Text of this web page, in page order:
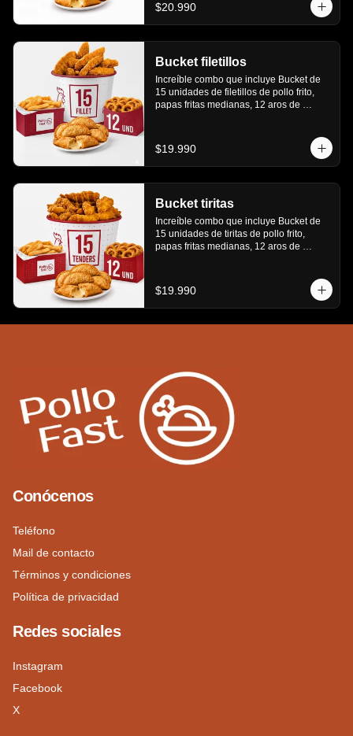
$20.990
Bucket filetillos
Increíble combo que incluye Bucket de
15 unidades de filetillos de pollo frito,
papas fritas medianas, 12 aros de
$19.990
Bucket tiritas
Increíble combo que incluye Bucket de
15 unidades de tiritas de pollo frito,
papas fritas medianas, 12 aros de
$19.990
Conócenos
Teléfono
Mail de contacto
Términos y condiciones
Política de privacidad
Redes sociales
Instagram
Facebook
X